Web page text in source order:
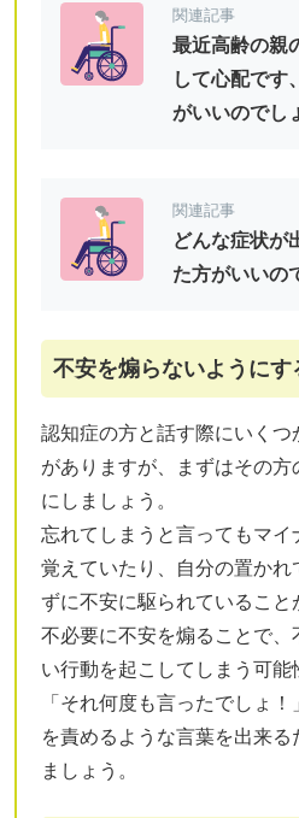
関連記事
最近高齢の親
して心配です
がいいのでし
関連記事
どんな症状が
た方がいいの
不安を煽らないようにす
認知症の方と話す際にいくつ
がありますが、まずはその方
にしましょう。
忘れてしまうと言ってもマイ
覚えていたり、自分の置かれ
ずに不安に駆られていること
不必要に不安を煽ることで、
い行動を起こしてしまう可能
「それ何度も言ったでしょ
を責めるような言葉を出来
ましょう。